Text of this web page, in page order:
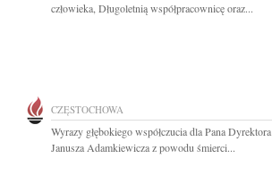
człowieka, Długoletnią współpracownicę oraz...
CZĘSTOCHOWA
Wyrazy głębokiego współczucia dla Pana Dyrektora
Janusza Adamkiewicza z powodu śmierci...